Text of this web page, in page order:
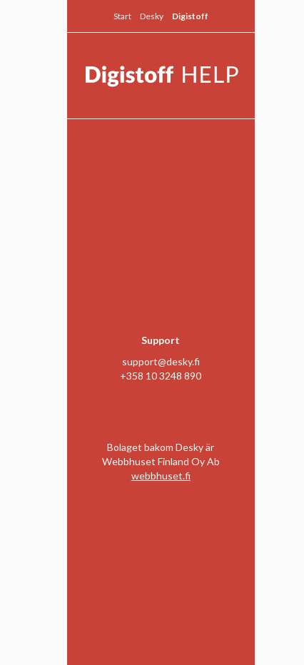
Start Desky Digistoff
Support
support@desky.fi
+358 10 3248 890
Bolaget bakom Desky är
Webbhuset Finland Oy Ab
webbhuset.fi